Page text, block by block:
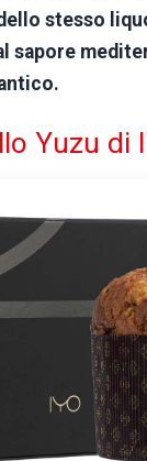
stesso
sapore
Yuzu di